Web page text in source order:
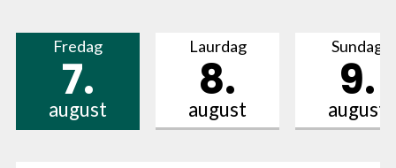
Fredag
7.
august
Laurdag
8.
august
Sundag
9.
august